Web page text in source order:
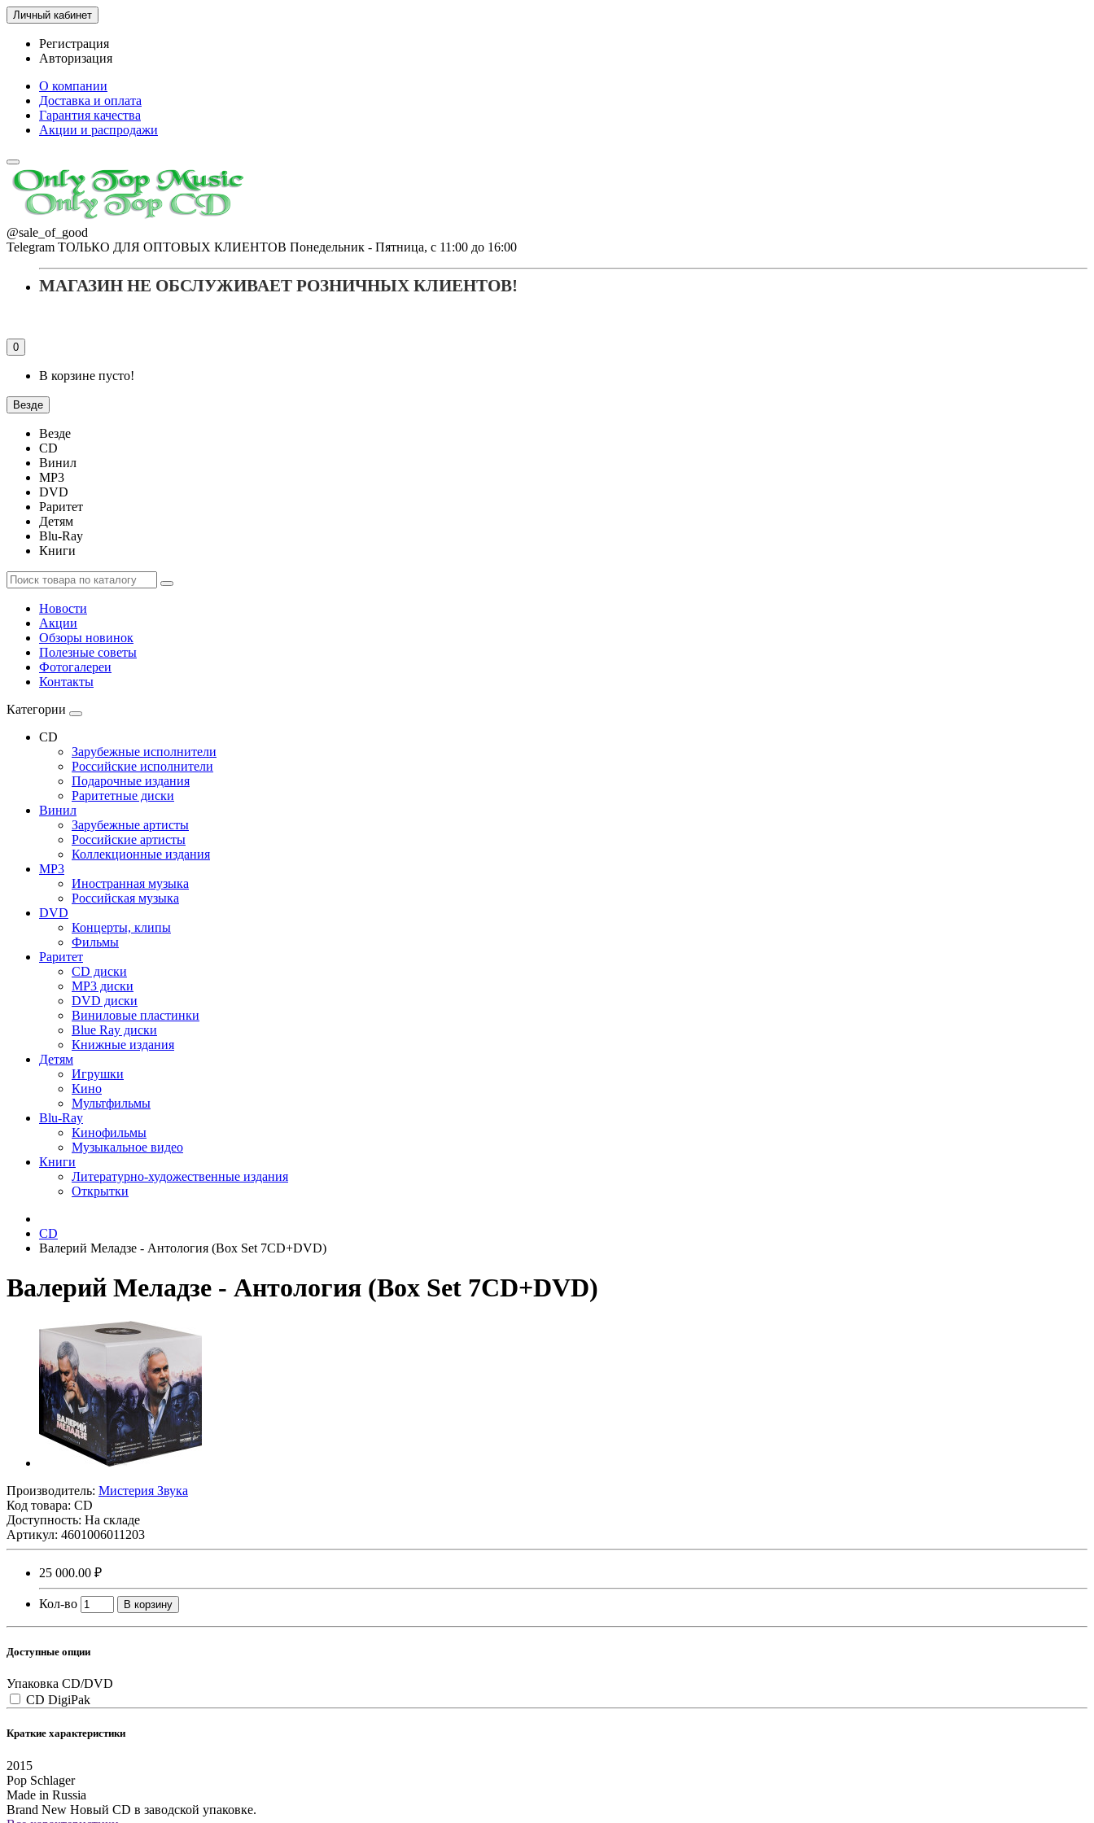
Личный кабинет
Регистрация
Авторизация
О компании
Доставка и оплата
Гарантия качества
Акции и распродажи
@sale_of_good
Telegram ТОЛЬКО ДЛЯ ОПТОВЫХ КЛИЕНТОВ Понедельник - Пятница, с 11:00 до 16:00
МАГАЗИН НЕ ОБСЛУЖИВАЕТ РОЗНИЧНЫХ КЛИЕНТОВ!
0
В корзине пусто!
Везде
Везде
CD
Винил
MP3
DVD
Раритет
Детям
Blu-Ray
Книги
Новости
Акции
Обзоры новинок
Полезные советы
Фотогалереи
Контакты
Категории
CD
Зарубежные исполнители
Российские исполнители
Подарочные издания
Раритетные диски
Винил
Зарубежные артисты
Российские артисты
Коллекционные издания
MP3
Иностранная музыка
Российская музыка
DVD
Концерты, клипы
Фильмы
Раритет
CD диски
MP3 диски
DVD диски
Виниловые пластинки
Blue Ray диски
Книжные издания
Детям
Игрушки
Кино
Мультфильмы
Blu-Ray
Кинофильмы
Музыкальное видео
Книги
Литературно-художественные издания
Открытки
CD
Валерий Меладзе - Антология (Box Set 7CD+DVD)
Валерий Меладзе - Антология (Box Set 7CD+DVD)
Производитель: Мистерия Звука
Код товара: CD
Доступность: На складе
Артикул: 4601006011203
25 000.00 ₽
Кол-во В корзину
Доступные опции
Упаковка CD/DVD
CD DigiPak
Краткие характеристики
2015
Pop Schlager
Made in Russia
Brand New Новый CD в заводской упаковке.